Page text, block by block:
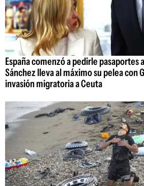
España comenzó a pedirle pasaportes
Sánchez lleva al máximo su pelea con
invasión migratoria a Ceuta